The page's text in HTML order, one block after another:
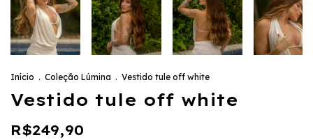
Início . Coleção Lúmina . Vestido tule off white
Vestido tule off white
R$249,90